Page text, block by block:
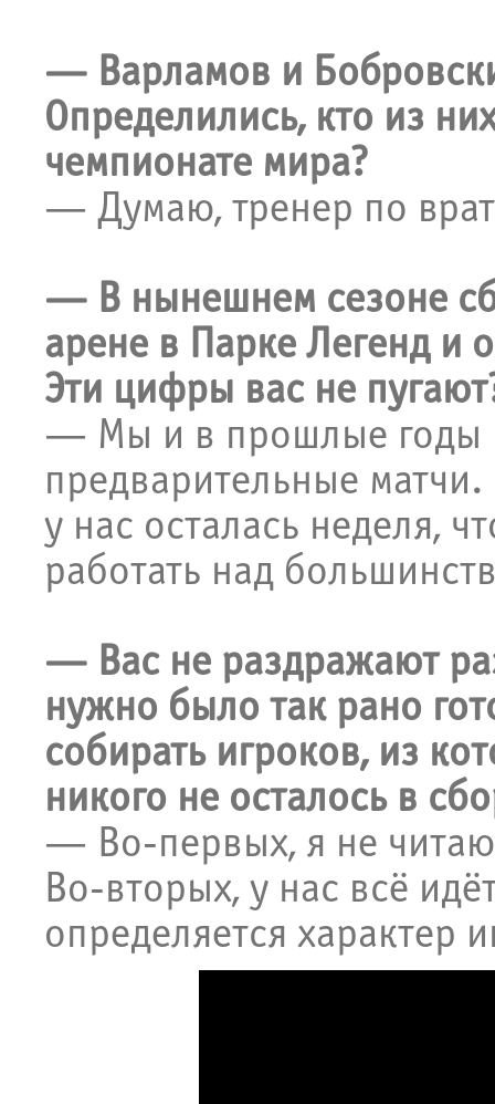
— Варламов и
Определились, кто из
чемпионате мира?
— Думаю, тренер по
— В нынешнем сезоне
арене в Парке Легенд и
Эти цифры вас не
— Мы и в прошлые годы
предварительные
у нас осталась неделя,
работать над
— Вас не раздражают
нужно было так рано
собирать игроков, из
никого не осталось в
— Во-первых, я не
Во-вторых, у нас всё
определяется характер